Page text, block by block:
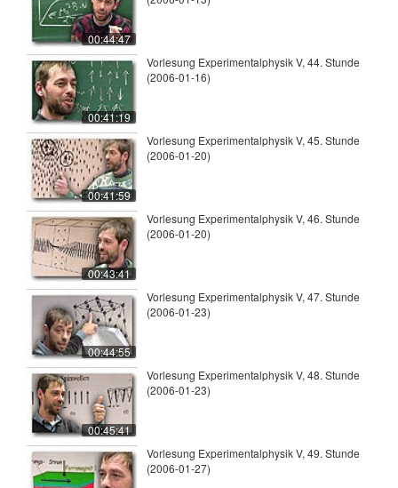
00:44:47
00:41:19
Vorlesung Experimentalphysik V, 44. Stunde
(2006-01-16)
00:41:59
Vorlesung Experimentalphysik V, 45. Stunde
(2006-01-20)
00:43:41
Vorlesung Experimentalphysik V, 46. Stunde
(2006-01-20)
00:44:55
Vorlesung Experimentalphysik V, 47. Stunde
(2006-01-23)
00:45:41
Vorlesung Experimentalphysik V, 48. Stunde
(2006-01-23)
Vorlesung Experimentalphysik V, 49. Stunde
(2006-01-27)